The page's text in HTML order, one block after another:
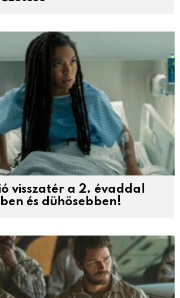
visszatér a 2. évaddal
és dühösebben!